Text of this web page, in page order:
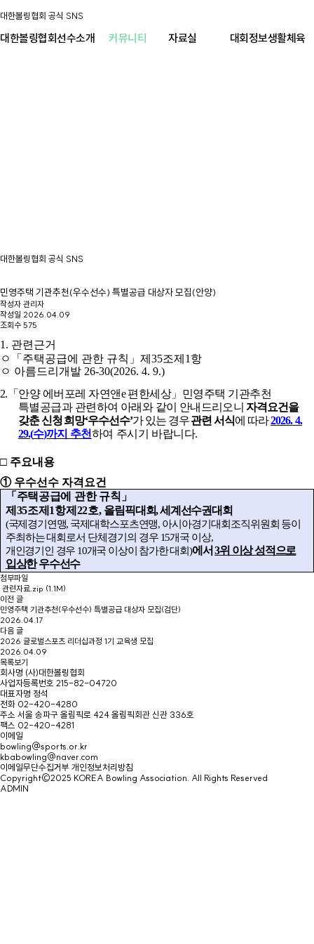
대한볼링협회 공식 SNS
대한볼링협회선수소개 커뮤니티 자료실 대회정보생활체육
대한볼링협회 공식 SNS
민영주택 기관추천(우수선수) 특별공급 대상자 모집(안양)
작성자 관리자
작성일 2026.04.09
조회수 575
1. 관련근거
ㅇ
「 주택공급에 관한 규칙 」 제 35조제 1 항
ㅇ 아름드리개발 26-30(2026. 4. 9.)
2. 「 안양 에버포레 자연앤e편한세상」 민영주택 기관추천
특별공급과 관련하여 아래와 같이 안내드리오니자격요건을
갖춘 신청 희망‘우수선수’가 있는 경우관련 서식에 따라2026. 4.
29.(수)까지 추천하여 주시기 바랍니다.
□ 주요내용
① 우수선수 자격요건
「 주택공급에 관한 규칙 」
제 35조제 1항제 22호, 올림픽대회,세계선수권대회
(국제경기연맹, 국제대학스포츠연맹, 아시아경기대회조직위원회 등이
주최하는 대회로서 단체경기의 경우 15개국 이상,
개인경기인 경우 10개국 이상이 참가한 대회)에서3위 이상 성적으로
입상한 우수선수
첨부파일
관련자료.zip (1.1M)
이전 글
민영주택 기관추천(우수선수) 특별공급 대상자 모집(검단)
2026.04.17
다음 글
2026 글로벌스포츠 리더십과정 1기 교육생 모집
2026.04.09
목록보기
회사명 (사)대한볼링협회
사업자등록번호 215-82-04720
대표자명 정석
전화 02-420-4280
주소 서울 송파구 올림픽로 424 올림픽회관 신관 336호
팩스 02-420-4281
이메일
bowling@sports.or.kr
kbabowling@naver.com
이메일무단수집거부 개인정보처리방침
Copyright©2025 KOREA Bowling Association. All Rights Reserved
ADMIN